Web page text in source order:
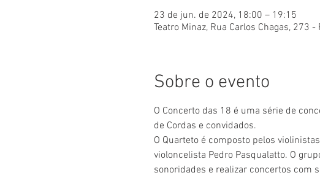
23 de jun. de 2024, 18:00 – 19:15
Teatro Minaz, Rua Carlos Chagas, 273
Sobre o evento
O Concerto das 18 é uma série de
de Cordas e convidados.
O Quarteto é composto pelos
violoncelista Pedro Pasqualatto. O
sonoridades e realizar concertos com